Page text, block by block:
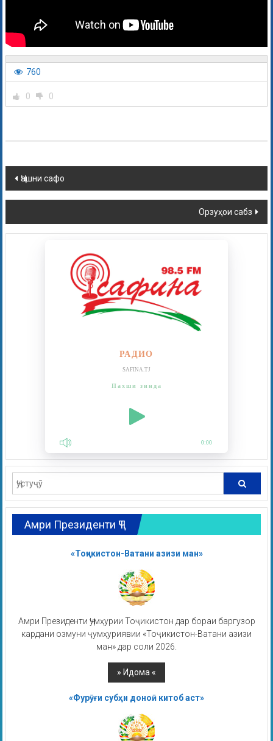
760
0 0
Ҷашни сафо
Орзуҳои сабз
РАДИО
SAFINA.TJ
Пахши зинда
0:00
Амри Президенти ҶТ
«Тоҷикистон-Ватани азизи ман»
Амри Президенти Ҷумҳурии Тоҷикистон дар бораи баргузор
кардани озмуни ҷумҳуриявии «Тоҷикистон-Ватани азизи
ман» дар соли 2026.
«Фурӯғи субҳи доноӣ китоб аст»